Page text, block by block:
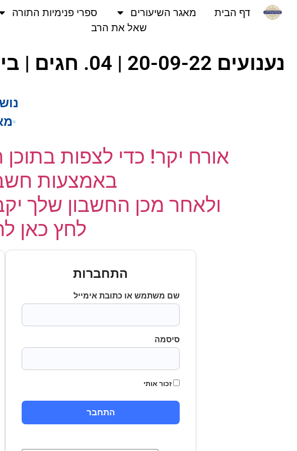
דף הבית מאגר השיעורים ספרי פנימיות התורה
שאל את הרב
אורח יקר! כדי לצפות
באמצעות
ולאחר מכן החשבון שלך
לחץ כאן
התחברות
שם משתמש או כתובת אימייל
סיסמה
זכור אותי